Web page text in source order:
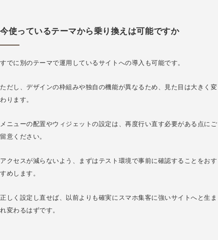
今使っているテーマから乗り換えは可能ですか
すでに別のテーマで運用しているサイトへの導入も可能です。
ただし、デザインの枠組みや独自の機能が異なるため、見た目は大きく変
わります。
メニューの配置やウィジェットの設定は、再度行い直す必要がある点にご
留意ください。
アクセスが減らないよう、まずはテスト環境で事前に確認することをおす
すめします。
正しく設定し直せば、以前よりも確実にスマホ集客に強いサイトへと生ま
れ変わるはずです。